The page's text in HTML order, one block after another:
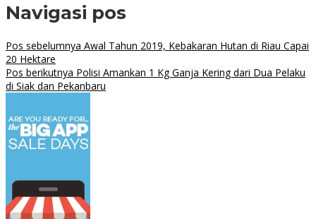
Navigasi pos
Pos sebelumnya Awal Tahun 2019, Kebakaran Hutan di Riau Capai
20 Hektare
Pos berikutnya Polisi Amankan 1 Kg Ganja Kering dari Dua Pelaku
di Siak dan Pekanbaru